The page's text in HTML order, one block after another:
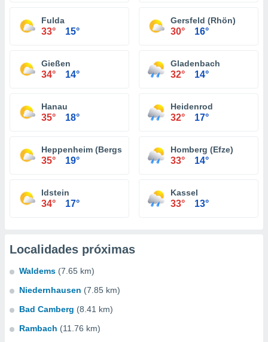
Fulda
33° 15°
Gersfeld (Rhön)
30° 16°
Gießen
34° 14°
Gladenbach
32° 14°
Hanau
35° 18°
Heidenrod
32° 17°
Heppenheim (Bergstraße)
35° 19°
Homberg (Efze)
33° 14°
Idstein
34° 17°
Kassel
33° 13°
Localidades próximas
Waldems (7.65 km)
Niedernhausen (7.85 km)
Bad Camberg (8.41 km)
Rambach (11.76 km)